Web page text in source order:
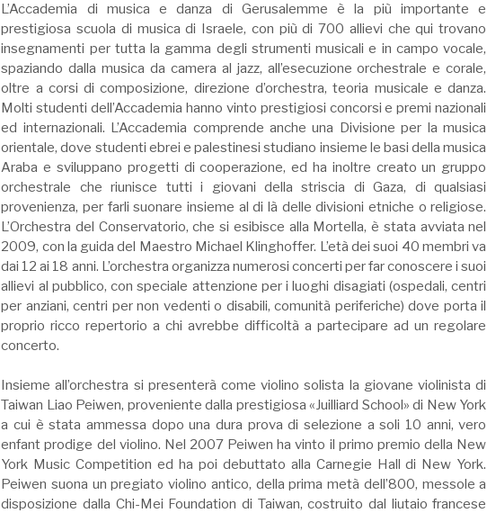
L’Accademia di musica e danza di Gerusalemme è la più importante e
prestigiosa scuola di musica di Israele, con più di 700 allievi che qui trovano
insegnamenti per tutta la gamma degli strumenti musicali e in campo vocale,
spaziando dalla musica da camera al jazz, all’esecuzione orchestrale e corale,
oltre a corsi di composizione, direzione d’orchestra, teoria musicale e danza.
Molti studenti dell’Accademia hanno vinto prestigiosi concorsi e premi nazionali
ed internazionali. L’Accademia comprende anche una Divisione per la musica
orientale, dove studenti ebrei e palestinesi studiano insieme le basi della musica
Araba e sviluppano progetti di cooperazione, ed ha inoltre creato un gruppo
orchestrale che riunisce tutti i giovani della striscia di Gaza, di qualsiasi
provenienza, per farli suonare insieme al di là delle divisioni etniche o religiose.
L’Orchestra del Conservatorio, che si esibisce alla Mortella, è stata avviata nel
2009, con la guida del Maestro Michael Klinghoffer. L’età dei suoi 40 membri va
dai 12 ai 18 anni. L’orchestra organizza numerosi concerti per far conoscere i suoi
allievi al pubblico, con speciale attenzione per i luoghi disagiati (ospedali, centri
per anziani, centri per non vedenti o disabili, comunità periferiche) dove porta il
proprio ricco repertorio a chi avrebbe difficoltà a partecipare ad un regolare
concerto.
Insieme all’orchestra si presenterà come violino solista la giovane violinista di
Taiwan Liao Peiwen, proveniente dalla prestigiosa «Juilliard School» di New York
a cui è stata ammessa dopo una dura prova di selezione a soli 10 anni, vero
enfant prodige del violino. Nel 2007 Peiwen ha vinto il primo premio della New
York Music Competition ed ha poi debuttato alla Carnegie Hall di New York.
Peiwen suona un pregiato violino antico, della prima metà dell’800, messole a
disposizione dalla Chi-Mei Foundation di Taiwan, costruito dal liutaio francese